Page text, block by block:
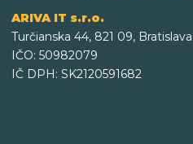
ARIVA IT s.r.o.
Turčianska 44, 821 09, Bratislava
IČO: 50982079
IČ DPH: SK2120591682